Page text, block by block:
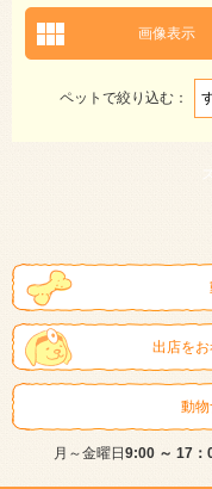
画像表示
ペットで絞り込む：
出店を
動
月～金曜日 9:00 ～ 17：